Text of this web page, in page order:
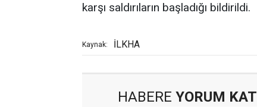
karşı saldırıların başladığı bildirildi.
Kaynak: İLKHA
HABERE YORUM KAT